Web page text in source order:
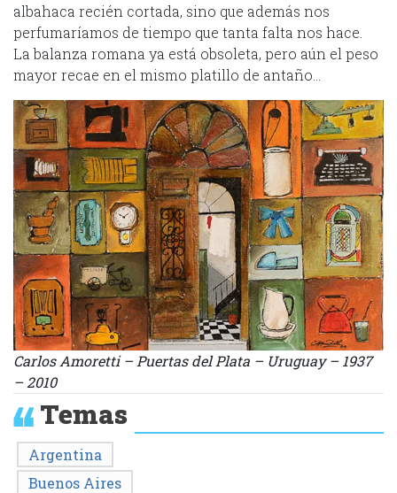
albahaca recién cortada, sino que además nos
perfumaríamos de tiempo que tanta falta nos hace.
La balanza romana ya está obsoleta, pero aún el peso
mayor recae en el mismo platillo de antaño…
Carlos Amoretti – Puertas del Plata – Uruguay – 1937
– 2010
Temas
Argentina
Buenos Aires